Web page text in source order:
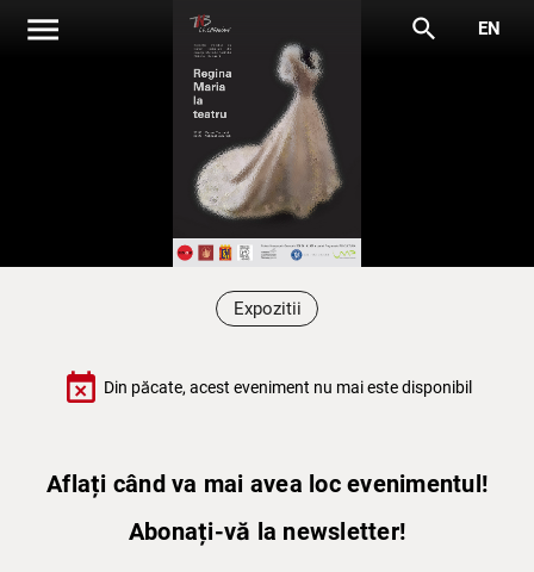
menu search EN
Expozitii
event_busy Din păcate, acest eveniment nu mai este disponibil
Aflați când va mai avea loc evenimentul!
Abonați-vă la newsletter!